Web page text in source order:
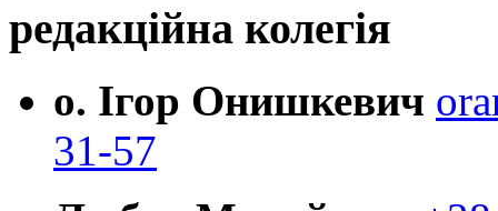
редакційна колегія
о. Ігор Онишкевич
31-57